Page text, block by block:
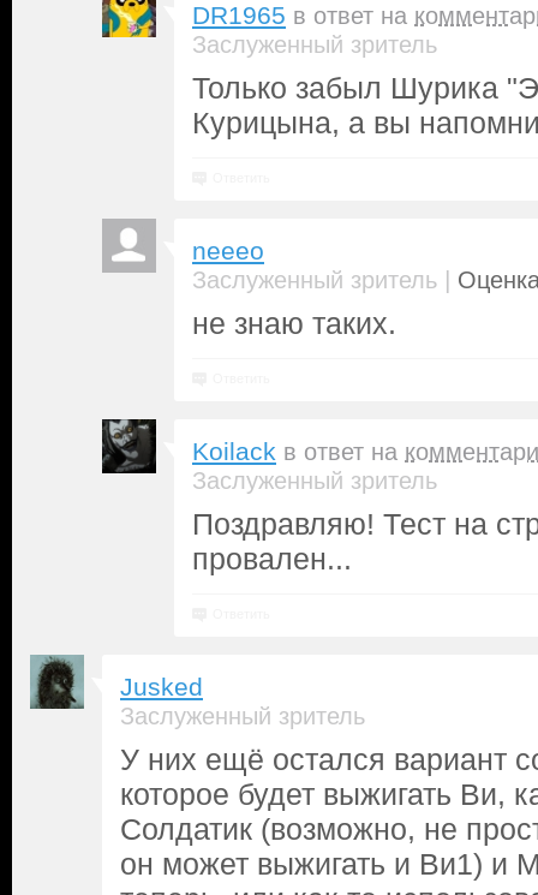
DR1965 в ответ на
Заслуженный зритель
Только забыл Шурика
Курицына, а вы
neeeo
Заслуженный зритель |
не знаю таких.
Koilack в ответ на
Заслуженный зритель
Поздравляю! Тест на
провален...
Jusked
Заслуженный зритель
У них ещё остался вариант
которое будет выжигать Ви,
Солдатик (возможно, не
он может выжигать и Ви1) и